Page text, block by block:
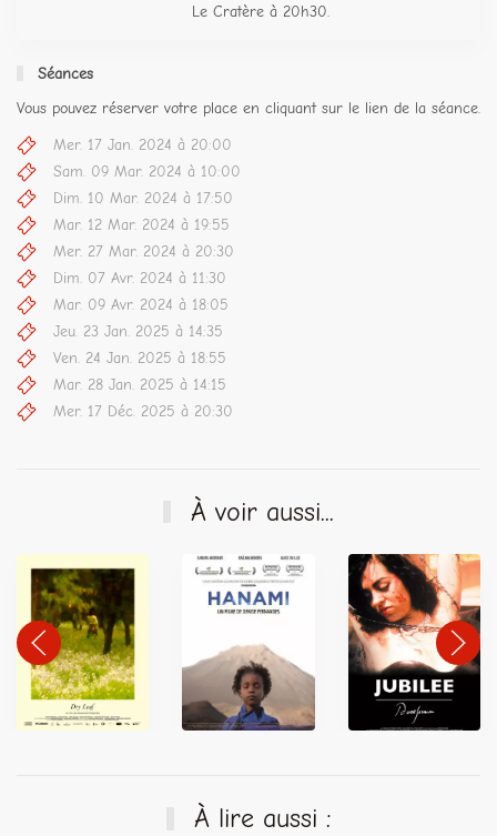
Le Cratère à 20h30.
Séances
Vous pouvez réserver votre place en cliquant sur le lien de la séance.
Mer. 17 Jan. 2024 à 20:00
Sam. 09 Mar. 2024 à 10:00
Dim. 10 Mar. 2024 à 17:50
Mar. 12 Mar. 2024 à 19:55
Mer. 27 Mar. 2024 à 20:30
Dim. 07 Avr. 2024 à 11:30
Mar. 09 Avr. 2024 à 18:05
Jeu. 23 Jan. 2025 à 14:35
Ven. 24 Jan. 2025 à 18:55
Mar. 28 Jan. 2025 à 14:15
Mer. 17 Déc. 2025 à 20:30
À voir aussi...
À lire aussi :